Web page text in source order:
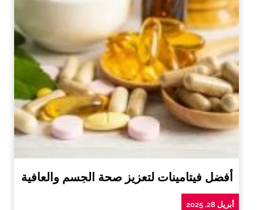
أفضل فيتامينات لتعزيز صحة الجسم والعافية
أبريل 28, 2025